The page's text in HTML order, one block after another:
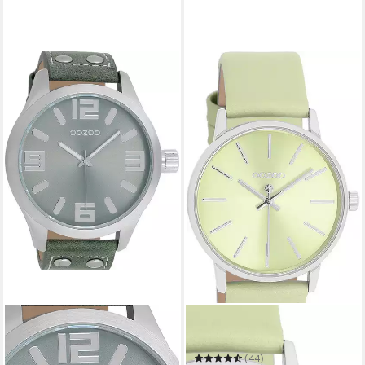
Quarzuhr C11370
(44)